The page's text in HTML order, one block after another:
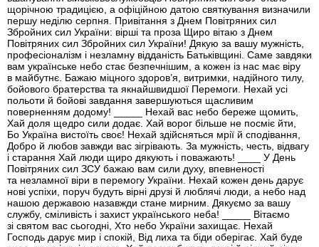
щорічною традицією, а офіційною датою святкування визначили
першу неділю серпня. Привітання з Днем Повітряних сил
Збройних сил України: вірші та проза Щиро вітаю з Днем
Повітряних сил Збройних сил України! Дякую за вашу мужність,
професіоналізм і незламну відданість Батьківщині. Саме завдяки
вам українське небо стає безпечнішим, а кожен із нас має віру
в майбутнє. Бажаю міцного здоров’я, витримки, надійного тилу,
бойового братерства та якнайшвидшої Перемоги. Нехай усі
польоти й бойові завдання завершуються щасливим
поверненням додому! _____ Нехай вас небо береже щомить,
Хай доля щедро сили додає. Хай ворог більше не посміє йти,
Бо Україна вистоїть своє! Нехай здійсняться мрії й сподівання,
Добро й любов завжди вас зігрівають. За мужність, честь, відвагу
і старання Хай люди щиро дякують і поважають! ____ У День
Повітряних сил ЗСУ бажаю вам сили духу, впевненості
та незламної віри в перемогу України. Нехай кожен день дарує
нові успіхи, поруч будуть вірні друзі й люблячі люди, а небо над
нашою державою назавжди стане мирним. Дякуємо за вашу
службу, сміливість і захист українського неба! _____ Вітаємо
зі святом вас сьогодні, Хто небо України захищає. Нехай
Господь дарує мир і спокій, Від лиха та біди оберігає. Хай буде